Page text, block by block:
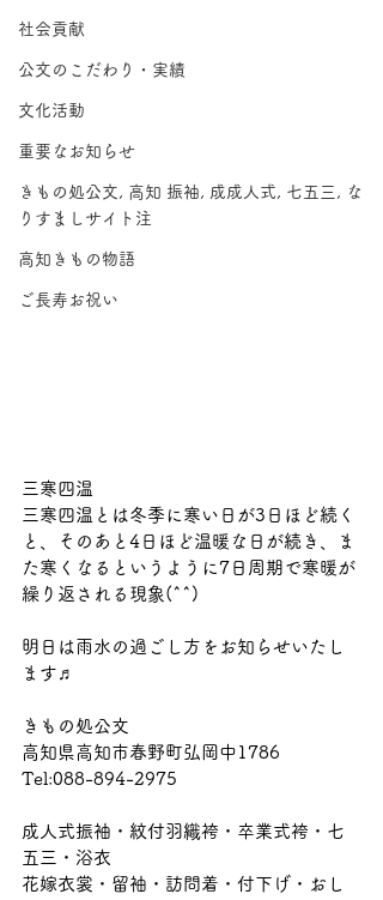
社会貢献
公文のこだわり・実績
文化活動
重要なお知らせ
きもの処公文, 高知 振袖, 成成人式, 七五三, な
りすましサイト注
高知きもの物語
ご長寿お祝い
三寒四温
三寒四温とは冬季に寒い日が3日ほど続く
と、そのあと4日ほど温暖な日が続き、ま
た寒くなるというように7日周期で寒暖が
繰り返される現象(^^)
明日は雨水の過ごし方をお知らせいたし
ます♬
きもの処公文
高知県高知市春野町弘岡中1786
Tel:088-894-2975
成人式振袖・紋付羽織袴・卒業式袴・七
五三・浴衣
花嫁衣裳・留袖・訪問着・付下げ・おし